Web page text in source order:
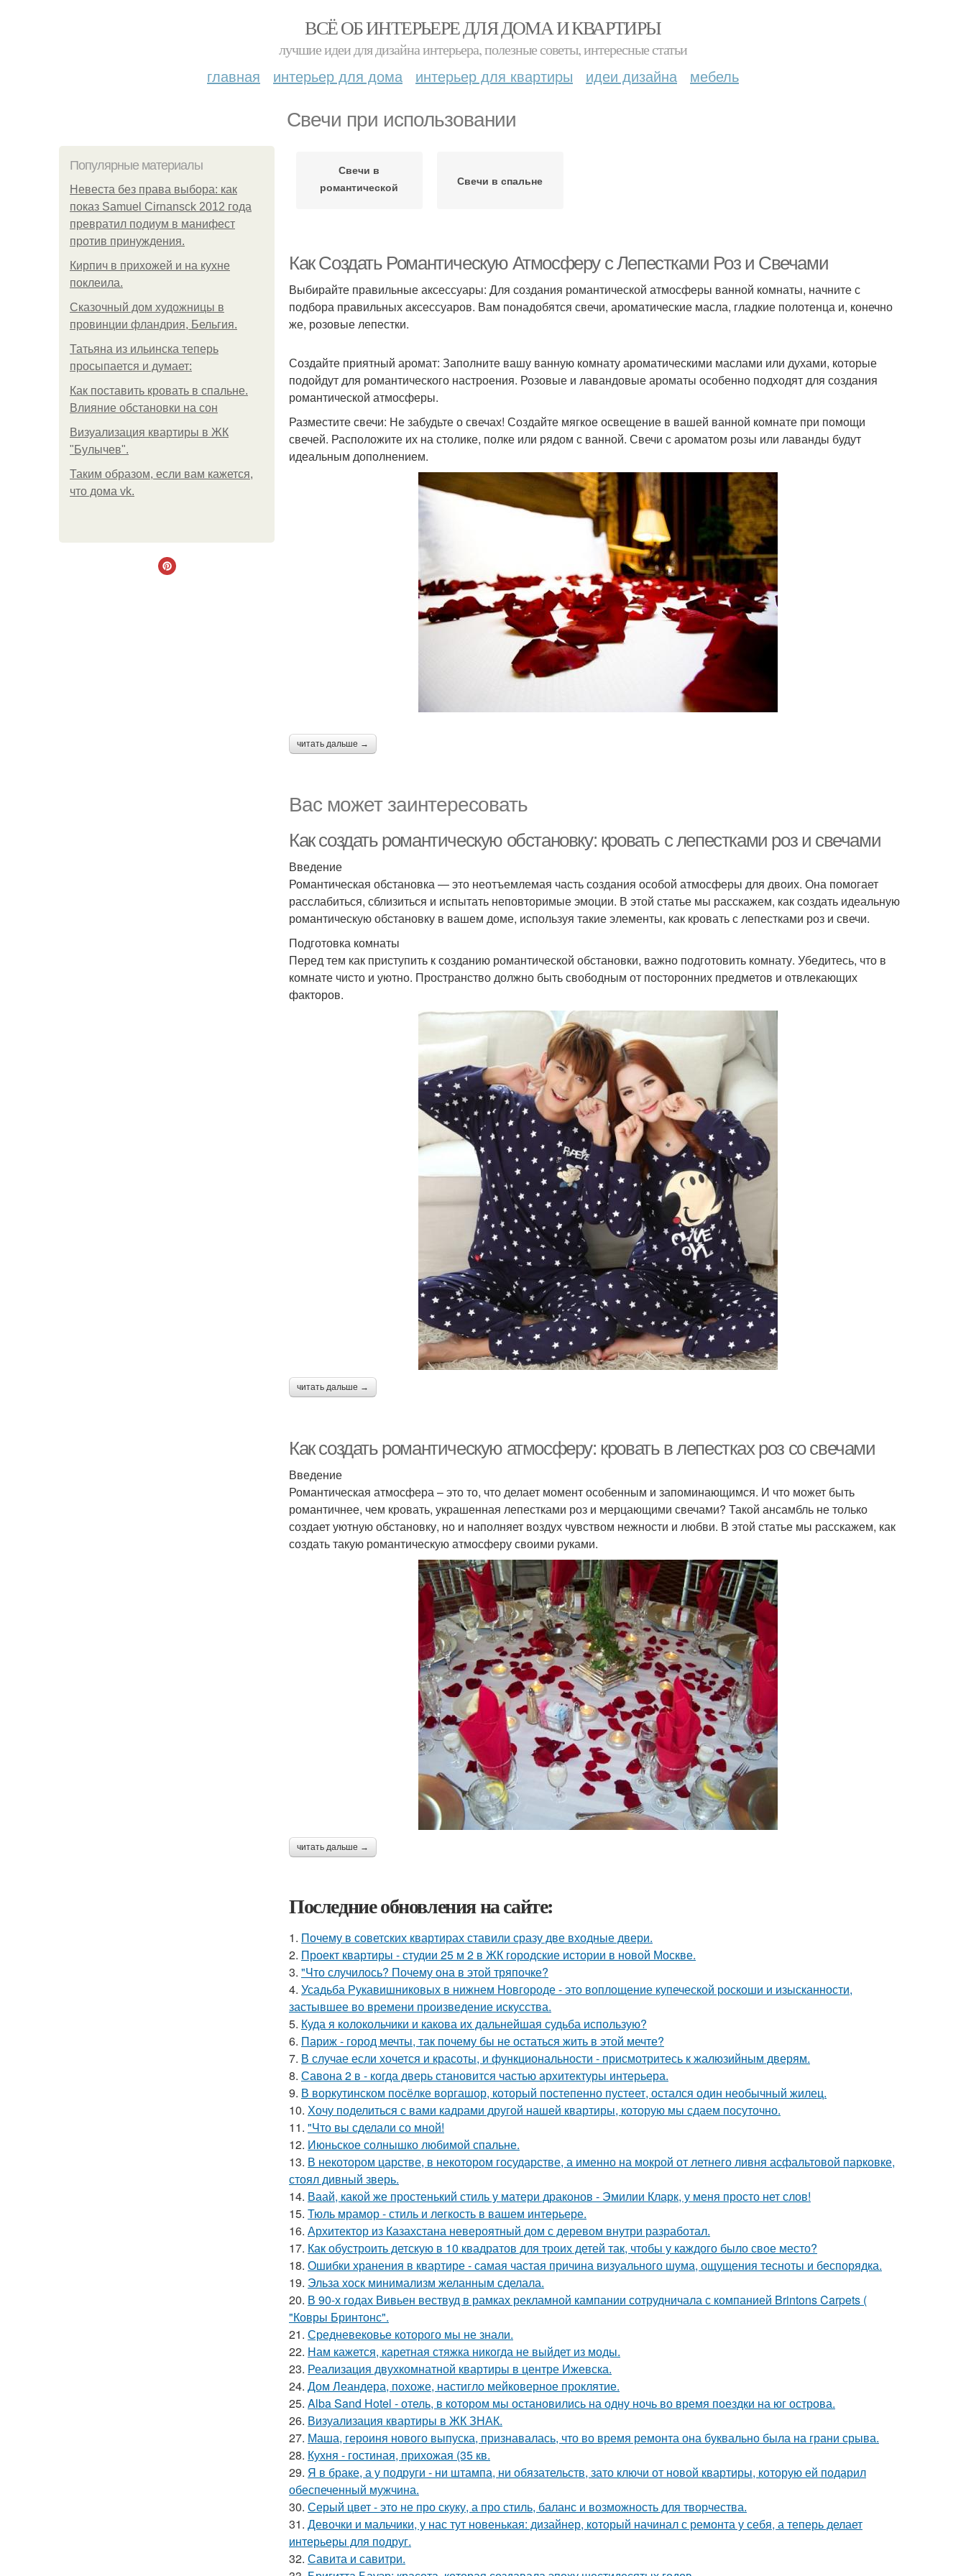
ВСЁ ОБ ИНТЕРЬЕРЕ ДЛЯ ДОМА И КВАРТИРЫ
лучшие идеи для дизайна интерьера, полезные советы, интересные статьи
главная интерьер для дома интерьер для квартиры идеи дизайна мебель
Свечи при использовании
Популярные материалы
Невеста без права выбора: как
показ Samuel Cirnansck 2012 года
превратил подиум в манифест
против принуждения.
Кирпич в прихожей и на кухне
поклеила.
Сказочный дом художницы в
провинции фландрия, Бельгия.
Татьяна из ильинска теперь
просыпается и думает:
Как поставить кровать в спальне.
Влияние обстановки на сон
Визуализация квартиры в ЖК
"Булычев".
Таким образом, если вам кажется,
что дома vk.
Свечи в
романтической
Свечи в спальне
Как Создать Романтическую Атмосферу с Лепестками Роз и Свечами
Выбирайте правильные аксессуары: Для создания романтической атмосферы ванной комнаты, начните с
подбора правильных аксессуаров. Вам понадобятся свечи, ароматические масла, гладкие полотенца и, конечно
же, розовые лепестки.
Создайте приятный аромат: Заполните вашу ванную комнату ароматическими маслами или духами, которые
подойдут для романтического настроения. Розовые и лавандовые ароматы особенно подходят для создания
романтической атмосферы.
Разместите свечи: Не забудьте о свечах! Создайте мягкое освещение в вашей ванной комнате при помощи
свечей. Расположите их на столике, полке или рядом с ванной. Свечи с ароматом розы или лаванды будут
идеальным дополнением.
читать дальше →
Вас может заинтересовать
Как создать романтическую обстановку: кровать с лепестками роз и свечами
Введение
Романтическая обстановка — это неотъемлемая часть создания особой атмосферы для двоих. Она помогает
расслабиться, сблизиться и испытать неповторимые эмоции. В этой статье мы расскажем, как создать идеальную
романтическую обстановку в вашем доме, используя такие элементы, как кровать с лепестками роз и свечи.
Подготовка комнаты
Перед тем как приступить к созданию романтической обстановки, важно подготовить комнату. Убедитесь, что в
комнате чисто и уютно. Пространство должно быть свободным от посторонних предметов и отвлекающих
факторов.
читать дальше →
Как создать романтическую атмосферу: кровать в лепестках роз со свечами
Введение
Романтическая атмосфера – это то, что делает момент особенным и запоминающимся. И что может быть
романтичнее, чем кровать, украшенная лепестками роз и мерцающими свечами? Такой ансамбль не только
создает уютную обстановку, но и наполняет воздух чувством нежности и любви. В этой статье мы расскажем, как
создать такую романтическую атмосферу своими руками.
читать дальше →
Последние обновления на сайте:
1. Почему в советских квартирах ставили сразу две входные двери.
2. Проект квартиры - студии 25 м 2 в ЖК городские истории в новой Москве.
3. "Что случилось? Почему она в этой тряпочке?
4. Усадьба Рукавишниковых в нижнем Новгороде - это воплощение купеческой роскоши и изысканности,
застывшее во времени произведение искусства.
5. Куда я колокольчики и какова их дальнейшая судьба использую?
6. Париж - город мечты, так почему бы не остаться жить в этой мечте?
7. В случае если хочется и красоты, и функциональности - присмотритесь к жалюзийным дверям.
8. Савона 2 в - когда дверь становится частью архитектуры интерьера.
9. В воркутинском посёлке воргашор, который постепенно пустеет, остался один необычный жилец.
10. Хочу поделиться с вами кадрами другой нашей квартиры, которую мы сдаем посуточно.
11. "Что вы сделали со мной!
12. Июньское солнышко любимой спальне.
13. В некотором царстве, в некотором государстве, а именно на мокрой от летнего ливня асфальтовой парковке,
стоял дивный зверь.
14. Ваай, какой же простенький стиль у матери драконов - Эмилии Кларк, у меня просто нет слов!
15. Тюль мрамор - стиль и лeгкость в вашем интерьере.
16. Архитектор из Казахстана невероятный дом с деревом внутри разработал.
17. Как обустроить детскую в 10 квадратов для троих детей так, чтобы у каждого было свое место?
18. Ошибки хранения в квартире - самая частая причина визуального шума, ощущения тесноты и беспорядка.
19. Эльза хоск минимализм желанным сделала.
20. В 90-х годах Вивьен вествуд в рамках рекламной кампании сотрудничала с компанией Brintons Carpets (
"Ковры Бринтонс".
21. Средневековье которого мы не знали.
22. Нам кажется, каретная стяжка никогда не выйдет из моды.
23. Реализация двухкомнатной квартиры в центре Ижевска.
24. Дом Леандера, похоже, настигло мейковерное проклятие.
25. Alba Sand Hotel - отель, в котором мы остановились на одну ночь во время поездки на юг острова.
26. Визуализация квартиры в ЖК ЗНАК.
27. Маша, героиня нового выпуска, признавалась, что во время ремонта она буквально была на грани срыва.
28. Кухня - гостиная, прихожая (35 кв.
29. Я в браке, а у подруги - ни штампа, ни обязательств, зато ключи от новой квартиры, которую ей подарил
обеспеченный мужчина.
30. Серый цвет - это не про скуку, а про стиль, баланс и возможность для творчества.
31. Девочки и мальчики, у нас тут новенькая: дизайнер, который начинал с ремонта у себя, а теперь делает
интерьеры для подруг.
32. Савита и савитри.